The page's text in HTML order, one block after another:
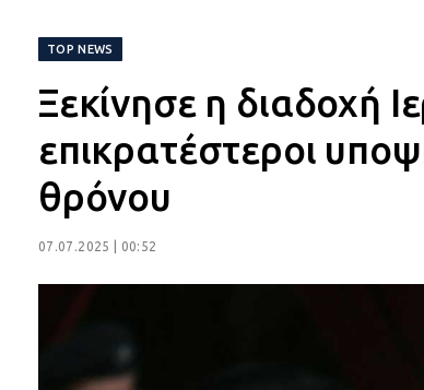
TOP NEWS
Ξεκίνησε η διαδοχή
επικρατέστεροι
θρόνου
07.07.2025 | 00:52